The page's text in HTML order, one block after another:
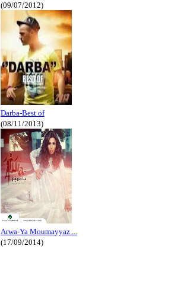
(09/07/2012)
Darba-Best of
(08/11/2013)
Arwa-Ya Moumayyaz ...
(17/09/2014)